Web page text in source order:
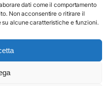
dati come il comportamento
Non acconsentire o ritirare il
alcune caratteristiche e funzioni.
sito, comprensivo di testi e
specificato, è
essere riprodotto e
o cartaceo senza
parte dello staff di ”Il Mare